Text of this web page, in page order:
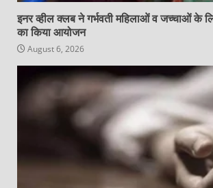
इनर व्हील क्लब ने गर्भवती महिलाओं व जच्चाओं के
का किया आयोजन
August 6, 2026